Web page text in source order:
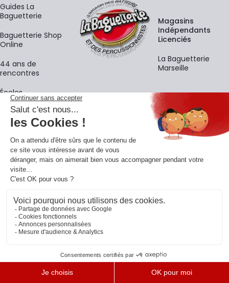
Guides La
Baguetterie
Baguetterie Shop
Online
44 ans de
rencontres
Écoles
Magasins
Indépendants
Licenciés
La Baguetterie
Marseille
La newsletter
Adresse e-mail
En vous inscrivant à notre newsletter, vous acceptez notre
confidentialité.
Retrouvons-nous sur